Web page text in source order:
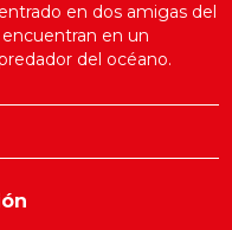
en dos amigas del
en un
del océano.